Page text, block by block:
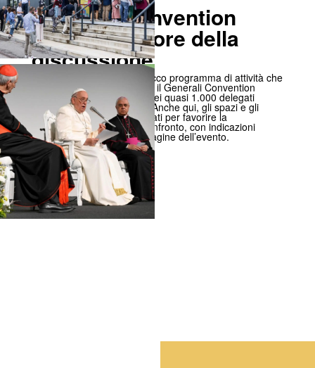
Generali Convention
Center: il cuore della
discussione
Contemporaneamente al ricco programma di attività che
ha animato le vie di Trieste, il Generali Convention
Center ha ospitato i lavori dei quasi 1.000 delegati
coinvolti nella discussione. Anche qui, gli spazi e gli
allestimenti sono stati pensati per favorire la
partecipazione attiva e il confronto, con indicazioni
chiare e coerenti con l’immagine dell’evento.
- ^